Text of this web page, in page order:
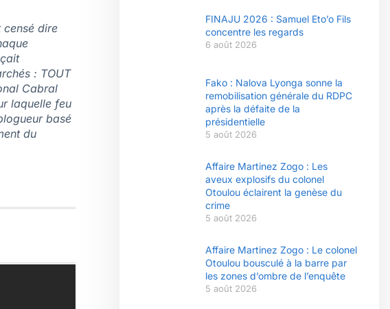
dire
: TOUT
Cabral
laquelle feu
basé
du
FINAJU 2026 : Samuel Eto’o Fils
concentre les regards
6 août 2026
Fako : Nalova Lyonga sonne la
remobilisation générale du RDPC
après la défaite de la
présidentielle
5 août 2026
Affaire Martinez Zogo : Les
aveux explosifs du colonel
Otoulou éclairent la genèse du
crime
5 août 2026
Affaire Martinez Zogo : Le colonel
Otoulou bousculé à la barre par
les zones d’ombre de l’enquête
5 août 2026